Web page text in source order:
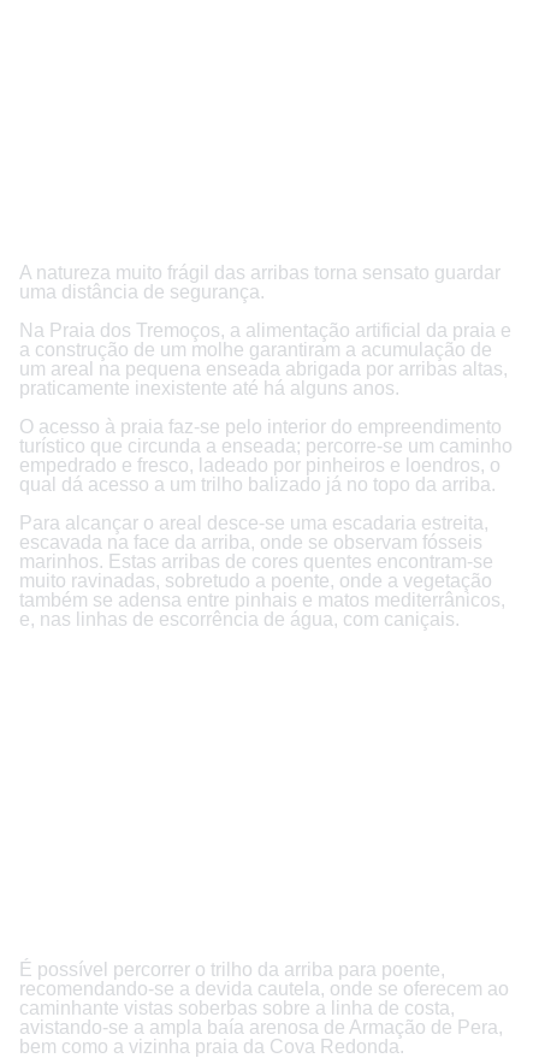
A natureza muito frágil das arribas torna sensato guardar
uma distância de segurança.
Na Praia dos Tremoços, a alimentação artificial da praia e
a construção de um molhe garantiram a acumulação de
um areal na pequena enseada abrigada por arribas altas,
praticamente inexistente até há alguns anos.
O acesso à praia faz-se pelo interior do empreendimento
turístico que circunda a enseada; percorre-se um caminho
empedrado e fresco, ladeado por pinheiros e loendros, o
qual dá acesso a um trilho balizado já no topo da arriba.
Para alcançar o areal desce-se uma escadaria estreita,
escavada na face da arriba, onde se observam fósseis
marinhos. Estas arribas de cores quentes encontram-se
muito ravinadas, sobretudo a poente, onde a vegetação
também se adensa entre pinhais e matos mediterrânicos,
e, nas linhas de escorrência de água, com caniçais.
É possível percorrer o trilho da arriba para poente,
recomendando-se a devida cautela, onde se oferecem ao
caminhante vistas soberbas sobre a linha de costa,
avistando-se a ampla baía arenosa de Armação de Pera,
bem como a vizinha praia da Cova Redonda.